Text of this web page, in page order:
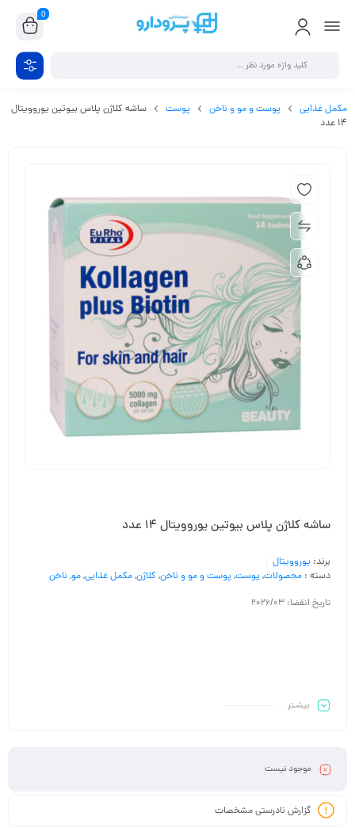
0
مکمل غذایی پوست و مو و ناخن پوست
ساشه کلاژن پلاس بیوتین یوروویتال
14 عدد
ساشه کلاژن پلاس بیوتین یوروویتال 14 عدد
برند: یوروویتال
دسته : محصولات, پوست, پوست و مو و ناخن,کلاژن,مکمل غذایی,مو, ناخن
تاریخ انقضا: 2026/03
بیشـتر
موجود نیست
گزارش نادرستی مشخصات